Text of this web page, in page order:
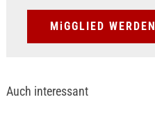
MiGGLIED WERDEN
Auch interessant